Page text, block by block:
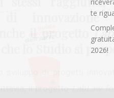
di
il progetto
lo Studio si
il progetto LabLaw
te
2026!